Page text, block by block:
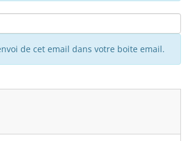
de cet email dans votre boite email.